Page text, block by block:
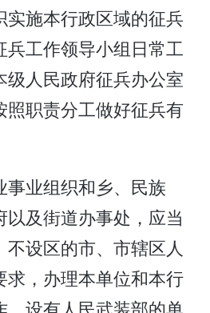
实施本行政区域的征兵
兵工作领导小组日常工
级人民政府征兵办公室
照职责分工做好征兵有
事业组织和乡、民族
以及街道办事处，应当
设区的市、市辖区人
求，办理本单位和本行